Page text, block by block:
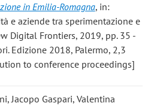
in Emilia-Romagna, in:
e aziende tra sperimentazione e
Digital Frontiers, 2019, pp. 35 -
Edizione 2018, Palermo, 2,3
to conference proceedings]
Jacopo Gaspari, Valentina